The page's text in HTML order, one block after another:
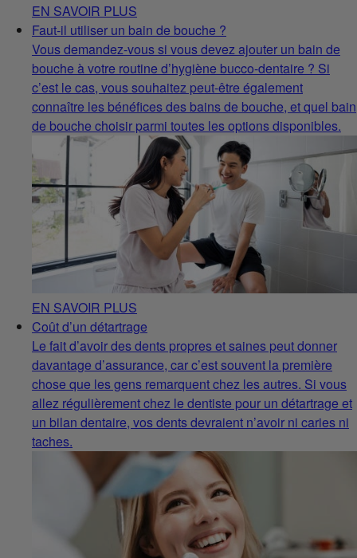
EN SAVOIR PLUS
Faut-il utiliser un bain de bouche ?
Vous demandez-vous si vous devez ajouter un bain de
bouche à votre routine d’hygiène bucco-dentaire ? Si
c’est le cas, vous souhaitez peut-être également
connaître les bénéfices des bains de bouche, et quel bain
de bouche choisir parmi toutes les options disponibles.
EN SAVOIR PLUS
Coût d’un détartrage
Le fait d’avoir des dents propres et saines peut donner
davantage d’assurance, car c’est souvent la première
chose que les gens remarquent chez les autres. Si vous
allez régulièrement chez le dentiste pour un détartrage et
un bilan dentaire, vos dents devraient n’avoir ni caries ni
taches.